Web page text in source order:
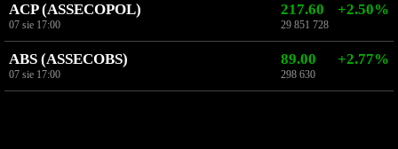
ACP (ASSECOPOL)
07 sie 17:00
217.60
29 851 728
+2.50%
ABS (ASSECOBS)
07 sie 17:00
89.00
298 630
+2.77%